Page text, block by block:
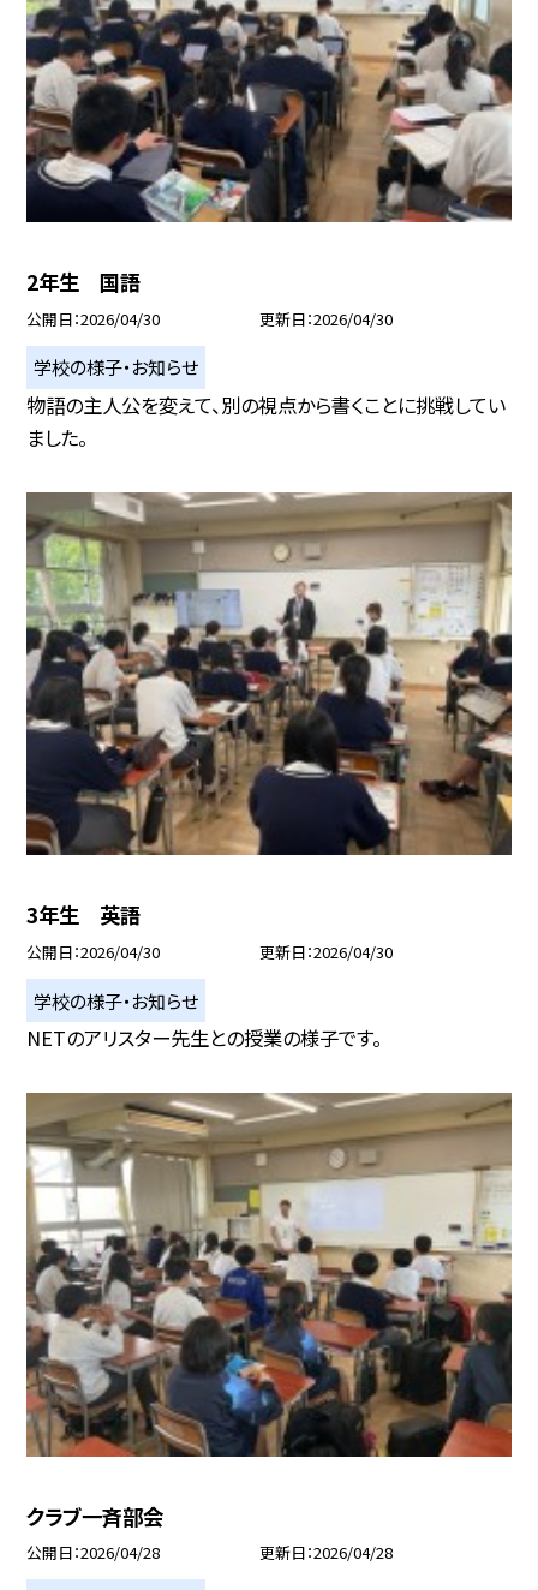
2年生 国語
公開日 2026/04/30 更新日 2026/04/30
学校の様子・お知らせ
物語の主人公を変えて、別の視点から書くことに挑戦してい
ました。
3年生 英語
公開日 2026/04/30 更新日 2026/04/30
学校の様子・お知らせ
NETのアリスター先生との授業の様子です。
クラブ一斉部会
公開日 2026/04/28 更新日 2026/04/28